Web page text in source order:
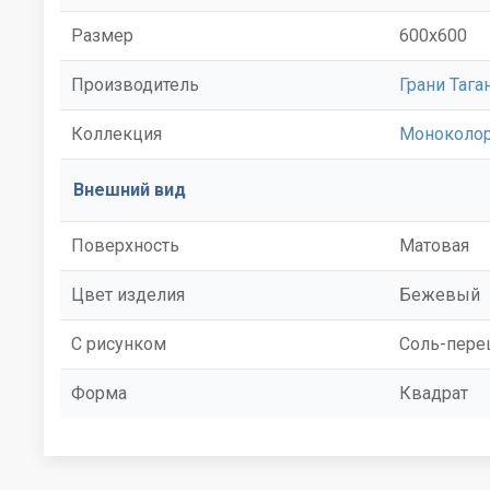
Размер 600x600
Производитель Грани
Коллекция
Внешний вид
Поверхность Матовая
Цвет изделия Бежевый
С рисунком Соль-
Форма Квадрат